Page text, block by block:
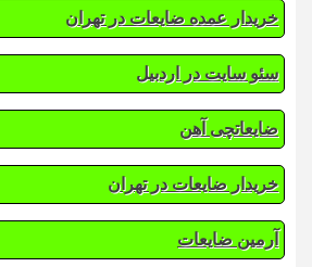
خریدار عمده ضایعات در تهران
سئو سایت در اردبیل
ضایعاتچی آهن
خریدار ضایعات در تهران
آرمین ضایعات